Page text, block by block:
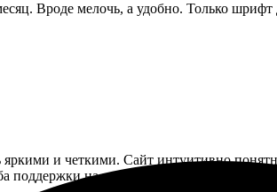
Вроде мелочь, а удобно. Только
и четкими. Сайт интуитивно
поддержки на высоте. Рекомендую!